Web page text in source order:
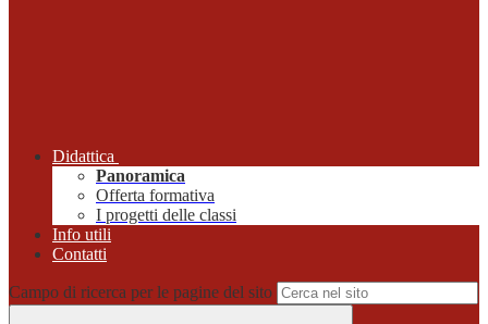
Didattica
Panoramica
Offerta formativa
I progetti delle classi
Info utili
Contatti
Campo di ricerca per le pagine del sito